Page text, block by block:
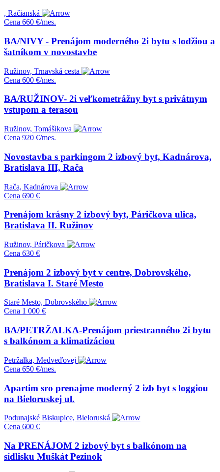
, Račianská
Cena 660 €/mes.
BA/NIVY - Prenájom moderného 2i bytu s lodžiou a
šatníkom v novostavbe
Ružinov, Trnavská cesta
Cena 600 €/mes.
BA/RUŽINOV- 2i veľkometrážny byt s privátnym
vstupom a terasou
Ružinov, Tomášikova
Cena 920 €/mes.
Novostavba s parkingom 2 izbový byt, Kadnárova,
Bratislava III, Rača
Rača, Kadnárova
Cena 690 €
Prenájom krásny 2 izbový byt, Páričkova ulica,
Bratislava II. Ružinov
Ružinov, Páričkova
Cena 630 €
Prenájom 2 izbový byt v centre, Dobrovského,
Bratislava I. Staré Mesto
Staré Mesto, Dobrovského
Cena 1 000 €
BA/PETRŽALKA-Prenájom priestranného 2i bytu
s balkónom a klimatizáciou
Petržalka, Medveďovej
Cena 650 €/mes.
Apartim sro prenajme moderný 2 izb byt s loggiou
na Bieloruskej ul.
Podunajské Biskupice, Bieloruská
Cena 600 €
Na PRENÁJOM 2 izbový byt s balkónom na
sídlisku Muškát Pezinok